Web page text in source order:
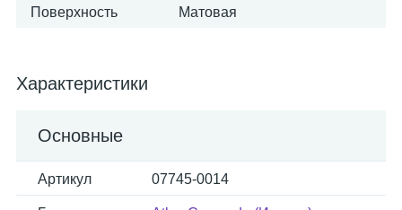
Поверхность Матовая
Характеристики
Основные
Артикул 07745-0014